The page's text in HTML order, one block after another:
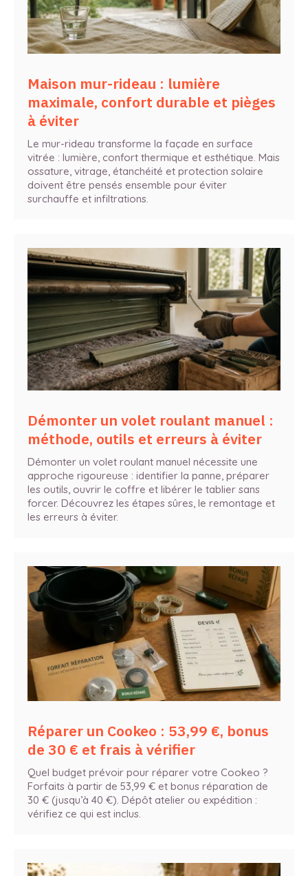
Maison mur-rideau : lumière
maximale, confort durable et pièges
à éviter
Le mur-rideau transforme la façade en surface
vitrée : lumière, confort thermique et esthétique. Mais
ossature, vitrage, étanchéité et protection solaire
doivent être pensés ensemble pour éviter
surchauffe et infiltrations.
Démonter un volet roulant manuel :
méthode, outils et erreurs à éviter
Démonter un volet roulant manuel nécessite une
approche rigoureuse : identifier la panne, préparer
les outils, ouvrir le coffre et libérer le tablier sans
forcer. Découvrez les étapes sûres, le remontage et
les erreurs à éviter.
Réparer un Cookeo : 53,99 €, bonus
de 30 € et frais à vérifier
Quel budget prévoir pour réparer votre Cookeo ?
Forfaits à partir de 53,99 € et bonus réparation de
30 € (jusqu’à 40 €). Dépôt atelier ou expédition :
vérifiez ce qui est inclus.